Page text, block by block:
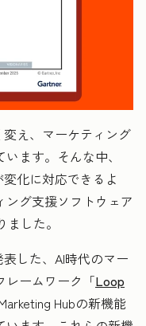
え、マーケティング
ます。そんな中、
化に対応できるよ
ング支援ソフトウェア
した。
した、AI時代のマー
レームワーク「Loop
Hubの新機能